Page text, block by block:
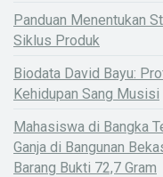
Panduan Menentukan
Siklus Produk
Biodata David Bayu:
Kehidupan Sang Musisi
Mahasiswa di Bangka
Ganja di Bangunan
Barang Bukti 72,7 Gram